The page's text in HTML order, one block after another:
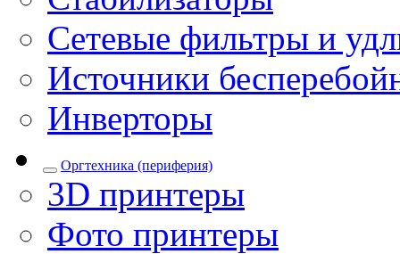
Сетевые фильтры и
Источники
Инверторы
Оргтехника (периферия)
3D принтеры
Фото принтеры